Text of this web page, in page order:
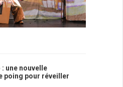
une nouvelle
poing pour réveiller